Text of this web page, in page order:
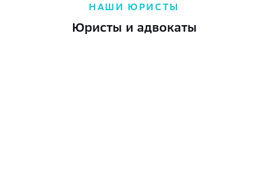
НАШИ ЮРИСТЫ
Юристы и адвокаты